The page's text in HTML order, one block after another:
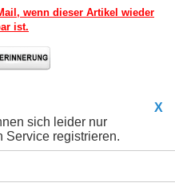
wenn dieser Artikel wieder
ist.
X
sich leider nur
Service registrieren.